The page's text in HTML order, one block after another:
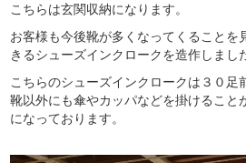
こちらは玄関収納になります。
お客様も今後靴が多くなってくることを
きるシューズインクロークを造作しまし
こちらのシューズインクロークは３０足
靴以外にも傘やカッパなどを掛けること
になっております。